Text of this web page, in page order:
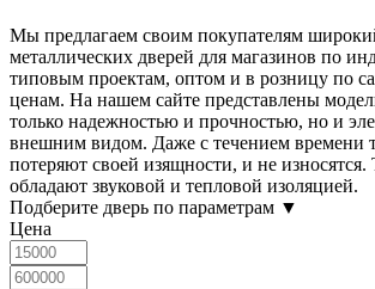
Мы предлагаем своим покупателям
металлических дверей для магазинов по
типовым проектам, оптом и в розницу по
ценам. На нашем сайте представлены
только надежностью и прочностью, но и
внешним видом. Даже с течением времени
потеряют своей изящности, и не
обладают звуковой и тепловой изоляцией.
Подберите дверь по параметрам ▼
Цена